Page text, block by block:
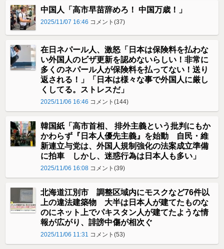
中国人「高市早苗辞めろ！ 中国万歳！」
2025/11/07 16:46 コメント(37)
在日ネパール人、激怒「日本は保険料を払わな
い外国人のビザ更新を認めないらしい！非常に
多くのネパール人が保険料を払ってない！送り
返される！」「日本は様々な事で外国人に厳し
くしてる。ストレスだ」
2025/11/06 16:46 コメント(144)
韓国紙「高市首相、 排外主義という批判にもか
かわらず『日本人優先主義』を始動 自民・維
新連立与党は、外国人規制強化の法案成立準備
に拍車 しかし、迷惑行為は日本人も多い」
2025/11/06 16:08 コメント(39)
北海道江別市 調整区域内にモスクなど76件以
上の違法建築物 大半は日本人が建てたものな
のにネット上でパキスタン人が建てたような情
報が広がり、誹謗中傷が相次ぐ
2025/11/06 11:31 コメント(53)